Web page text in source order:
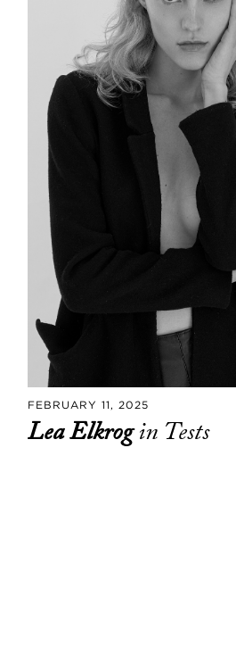
FEBRUARY 11, 2025
Lea Elkrogin Tests